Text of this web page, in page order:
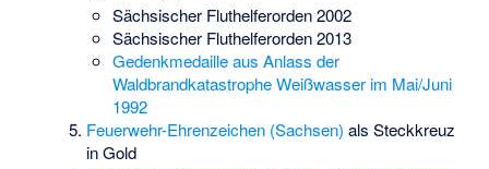
Sächsischer Fluthelferorden 2002
Sächsischer Fluthelferorden 2013
Gedenkmedaille aus Anlass der
Waldbrandkatastrophe Weißwasser im Mai/Juni
1992
Feuerwehr-Ehrenzeichen (Sachsen) als Steckkreuz
in Gold